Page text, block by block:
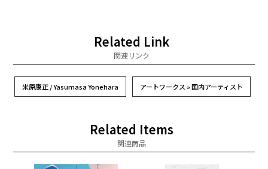
Related Link
関連リンク
米原康正 / Yasumasa Yonehara アートワークス » 国内アーティスト
Related Items
関連商品